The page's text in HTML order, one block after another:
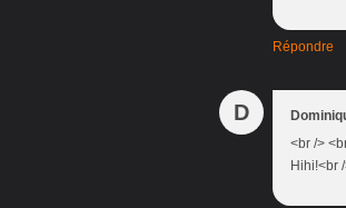
Répondre
D
<br />
Hihi!<br